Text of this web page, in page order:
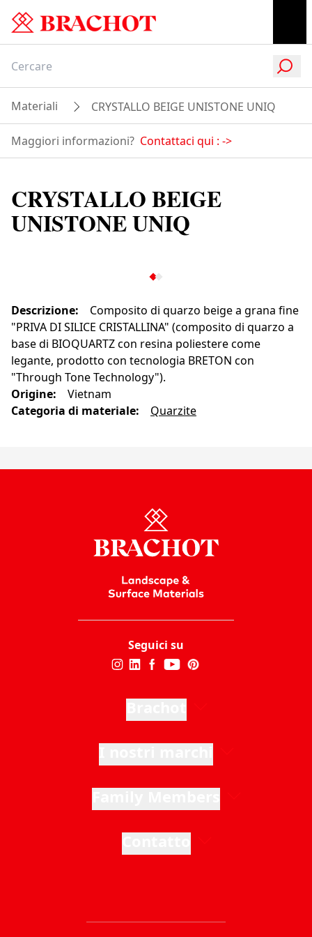
Materiali CRYSTALLO BEIGE UNISTONE UNIQ
Maggiori informazioni? Contattaci qui : ->
CRYSTALLO BEIGE
UNISTONE UNIQ
Descrizione:
Composito di quarzo beige a grana fine
"PRIVA DI SILICE CRISTALLINA" (composito di quarzo a
base di BIOQUARTZ con resina poliestere come
legante, prodotto con tecnologia BRETON con
"Through Tone Technology").
Origine:
Vietnam
Categoria di materiale: Quarzite
Seguici su